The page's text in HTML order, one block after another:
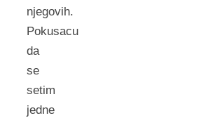
njegovih.
Pokusacu
da
se
setim
jedne